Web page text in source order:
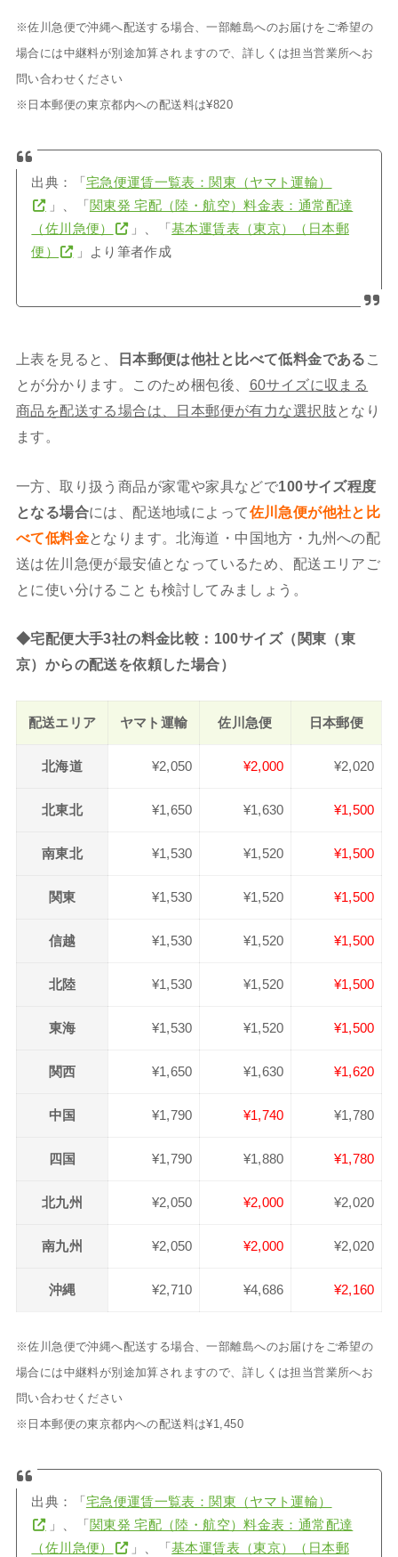
※佐川急便で沖縄へ配送する場合、一部離島へのお届けをご希望の
場合には中継料が別途加算されますので、詳しくは担当営業所へお
問い合わせください
※日本郵便の東京都内への配送料は¥820
出典：「 宅急便運賃一覧表：関東（ヤマト運輸）
」、「 関東発 宅配（陸・航空）料金表：通常配達
（佐川急便）
」、「基本運賃表（東京）（日本郵
便）
」より筆者作成
上表を見ると、 日本郵便は他社と比べて低料金である こ
とが分かります。このため梱包後、 60サイズに収まる
商品を配送する場合は、日本郵便が有力な選択肢 となり
ます。
一方、取り扱う商品が家電や家具などで100サイズ程度
となる場合には、配送地域によって佐川急便が他社と比
べて低料金となります。北海道・中国地方・九州への配
送は佐川急便が最安値となっているため、配送エリアご
とに使い分けることも検討してみましょう。
◆宅配便大手3社の料金比較：100サイズ（関東（東
京）からの配送を依頼した場合）
配送エリア ヤマト運輸 佐川急便 日本郵便
北海道 ¥2,050 ¥2,000 ¥2,020
北東北 ¥1,650 ¥1,630 ¥1,500
南東北 ¥1,530 ¥1,520 ¥1,500
関東 ¥1,530 ¥1,520 ¥1,500
信越 ¥1,530 ¥1,520 ¥1,500
北陸 ¥1,530 ¥1,520 ¥1,500
東海 ¥1,530 ¥1,520 ¥1,500
関西 ¥1,650 ¥1,630 ¥1,620
中国 ¥1,790 ¥1,740 ¥1,780
四国 ¥1,790 ¥1,880 ¥1,780
北九州 ¥2,050 ¥2,000 ¥2,020
南九州 ¥2,050 ¥2,000 ¥2,020
沖縄 ¥2,710 ¥4,686 ¥2,160
※佐川急便で沖縄へ配送する場合、一部離島へのお届けをご希望の
場合には中継料が別途加算されますので、詳しくは担当営業所へお
問い合わせください
※日本郵便の東京都内への配送料は¥1,450
出典：「 宅急便運賃一覧表：関東（ヤマト運輸）
」、「 関東発 宅配（陸・航空）料金表：通常配達
（佐川急便）
」、「基本運賃表（東京）（日本郵